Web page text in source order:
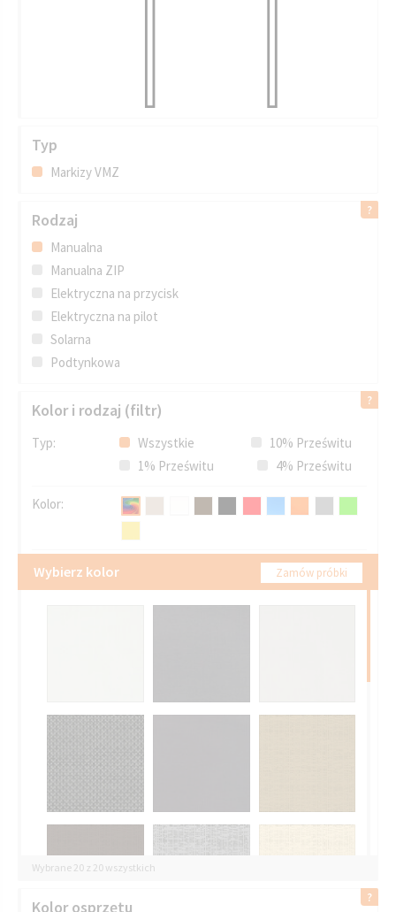
Typ
Markizy VMZ
Rodzaj
Manualna
Manualna ZIP
Elektryczna na przycisk
Elektryczna na pilot
Solarna
Podtynkowa
Kolor i rodzaj (filtr)
Typ: Wszystkie
10% Prześwitu
1% Prześwitu
4% Prześwitu
Kolor:
Wybierz kolor Zamów próbki
Wybrane 20 z 20 wszystkich
Kolor osprzętu